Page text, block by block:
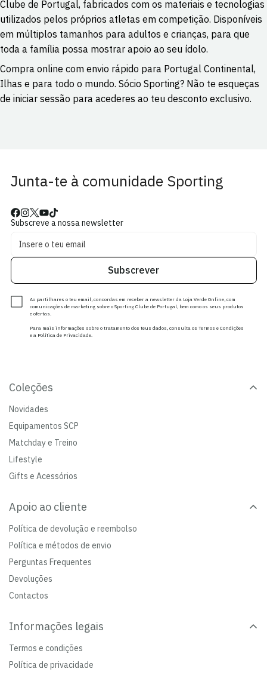
Clube de Portugal, fabricados com os materiais e tecnologias
utilizados pelos próprios atletas em competição. Disponíveis
em múltiplos tamanhos para adultos e crianças, para que
toda a família possa mostrar apoio ao seu ídolo.
Compra online com envio rápido para Portugal Continental,
Ilhas e para todo o mundo. Sócio Sporting? Não te esqueças
de iniciar sessão para acederes ao teu desconto exclusivo.
Junta-te à comunidade Sporting
Subscreve a nossa newsletter
Subscrever
Ao partilhares o teu email, concordas em receber a newsletter da Loja Verde Online, com
comunicações de marketing sobre o Sporting Clube de Portugal, bem como os seus produtos
e ofertas.
Para mais informações sobre o tratamento dos teus dados, consulta os Termos e Condições
e a Política de Privacidade.
Coleções
Novidades
Equipamentos SCP
Matchday e Treino
Lifestyle
Gifts e Acessórios
Apoio ao cliente
Política de devolução e reembolso
Política e métodos de envio
Perguntas Frequentes
Devoluções
Contactos
Informações legais
Termos e condições
Política de privacidade